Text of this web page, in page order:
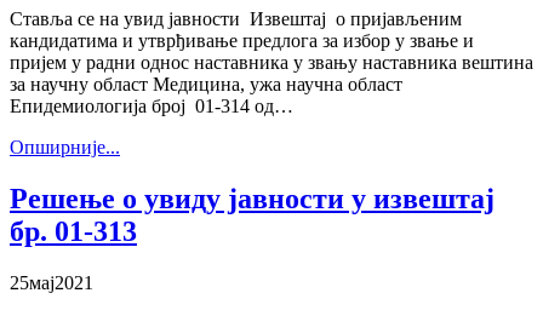
Ставља се на увид јавности Извештај о пријављеним
кандидатима и утврђивање предлога за избор у звање и
пријем у радни однос наставника у звању наставника вештина
за научну област Медицина, ужа научна област
Епидемиологија број 01-314 од…
Oпширније...
Решење о увиду јавности у извештај
бр. 01-313
25мај2021